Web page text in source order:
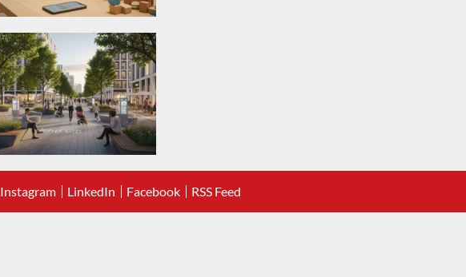
Instagram LinkedIn Facebook RSS Feed